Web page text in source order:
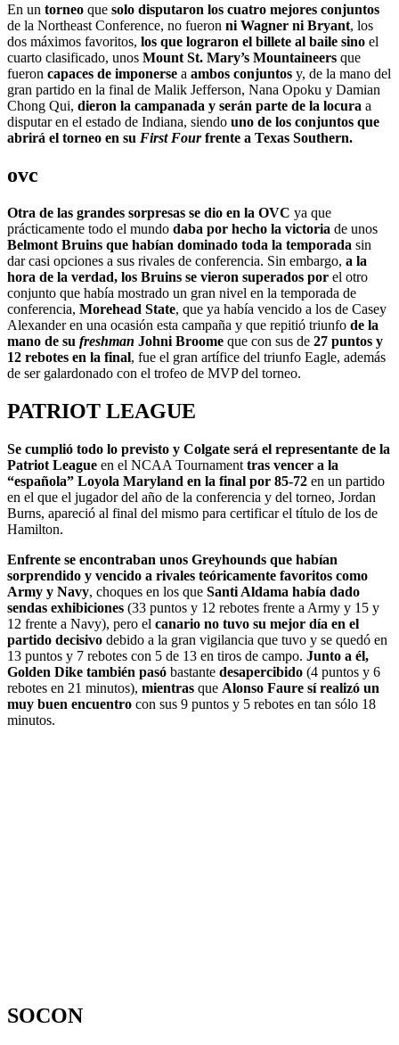
En un torneo que solo disputaron los cuatro mejores conjuntos
de la Northeast Conference, no fueron ni Wagner ni Bryant, los
dos máximos favoritos, los que lograron el billete al baile sino el
cuarto clasificado, unos Mount St. Mary’s Mountaineers que
fueron capaces de imponerse a ambos conjuntos y, de la mano del
gran partido en la final de Malik Jefferson, Nana Opoku y Damian
Chong Qui, dieron la campanada y serán parte de la locura a
disputar en el estado de Indiana, siendo uno de los conjuntos que
abrirá el torneo en su First Fourfrente a Texas Southern.
ovc
Otra de las grandes sorpresas se dio en la OVC ya que
prácticamente todo el mundo daba por hecho la victoria de unos
Belmont Bruins que habían dominado toda la temporada sin
dar casi opciones a sus rivales de conferencia. Sin embargo, a la
hora de la verdad, los Bruins se vieron superados por el otro
conjunto que había mostrado un gran nivel en la temporada de
conferencia, Morehead State, que ya había vencido a los de Casey
Alexander en una ocasión esta campaña y que repitió triunfo de la
mano de su freshman Johni Broome que con sus de 27 puntos y
12 rebotes en la final, fue el gran artífice del triunfo Eagle, además
de ser galardonado con el trofeo de MVP del torneo.
PATRIOT LEAGUE
Se cumplió todo lo previsto y Colgate será el representante de la
Patriot League en el NCAA Tournament tras vencer a la
“española” Loyola Maryland en la final por 85-72 en un partido
en el que el jugador del año de la conferencia y del torneo, Jordan
Burns, apareció al final del mismo para certificar el título de los de
Hamilton.
Enfrente se encontraban unos Greyhounds que habían
sorprendido y vencido a rivales teóricamente favoritos como
Army y Navy, choques en los que Santi Aldama había dado
sendas exhibiciones (33 puntos y 12 rebotes frente a Army y 15 y
12 frente a Navy), pero el canario no tuvo su mejor día en el
partido decisivo debido a la gran vigilancia que tuvo y se quedó en
13 puntos y 7 rebotes con 5 de 13 en tiros de campo. Junto a él,
Golden Dike también pasó bastante desapercibido (4 puntos y 6
rebotes en 21 minutos), mientras que Alonso Faure sí realizó un
muy buen encuentro con sus 9 puntos y 5 rebotes en tan sólo 18
minutos.
SOCON